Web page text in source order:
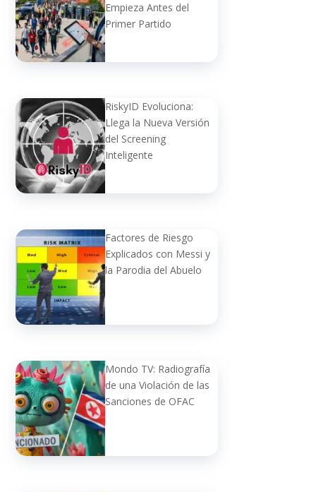
Empieza Antes del
Primer Partido
RiskyID Evoluciona:
Llega la Nueva Versión
del Screening
Inteligente
Factores de Riesgo
Explicados con Messi y
la Parodia del Abuelo
Mondo TV: Radiografía
de una Violación de las
Sanciones de OFAC